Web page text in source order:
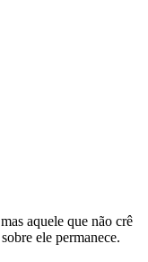
aquele que não crê
ele permanece.